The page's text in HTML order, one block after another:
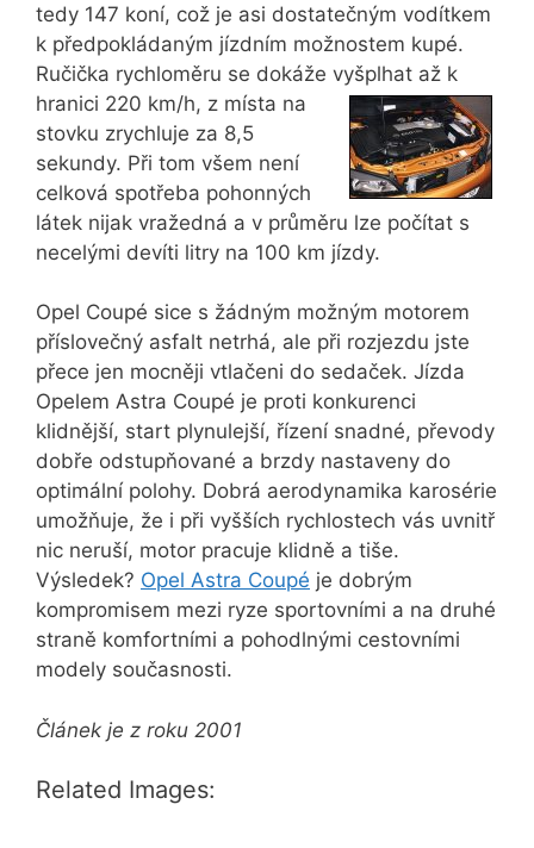
tedy 147 koní, což je asi dostatečným vodítkem
k předpokládaným jízdním možnostem kupé.
Ručička rychloměru se dokáže vyšplhat až k
hranici 220 km/h, z místa na
stovku zrychluje za 8,5
sekundy. Při tom všem není
celková spotřeba pohonných
látek nijak vražedná a v průměru lze počítat s
necelými devíti litry na 100 km jízdy.
Opel Coupé sice s žádným možným motorem
příslovečný asfalt netrhá, ale při rozjezdu jste
přece jen mocněji vtlačeni do sedaček. Jízda
Opelem Astra Coupé je proti konkurenci
klidnější, start plynulejší, řízení snadné, převody
dobře odstupňované a brzdy nastaveny do
optimální polohy. Dobrá aerodynamika karosérie
umožňuje, že i při vyšších rychlostech vás uvnitř
nic neruší, motor pracuje klidně a tiše.
Výsledek? Opel Astra Coupé je dobrým
kompromisem mezi ryze sportovními a na druhé
straně komfortními a pohodlnými cestovními
modely současnosti.
Článek je z roku 2001
Related Images: